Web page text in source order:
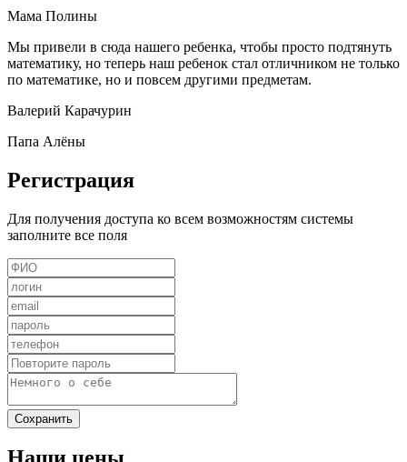
Мама Полины
Мы привели в сюда нашего ребенка, чтобы просто подтянуть
математику, но теперь наш ребенок стал отличником не только
по математике, но и повсем другими предметам.
Валерий Карачурин
Папа Алёны
Регистрация
Для получения доступа ко всем возможностям системы
заполните все поля